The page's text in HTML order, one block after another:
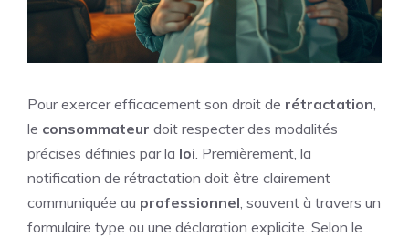
Pour exercer efficacement son droit de rétractation
le consommateur doit respecter des modalités
précises définies par la loi . Premièrement, la
notification de rétractation doit être clairement
communiquée au professionnel , souvent à travers un
formulaire type ou une déclaration explicite. Selon le